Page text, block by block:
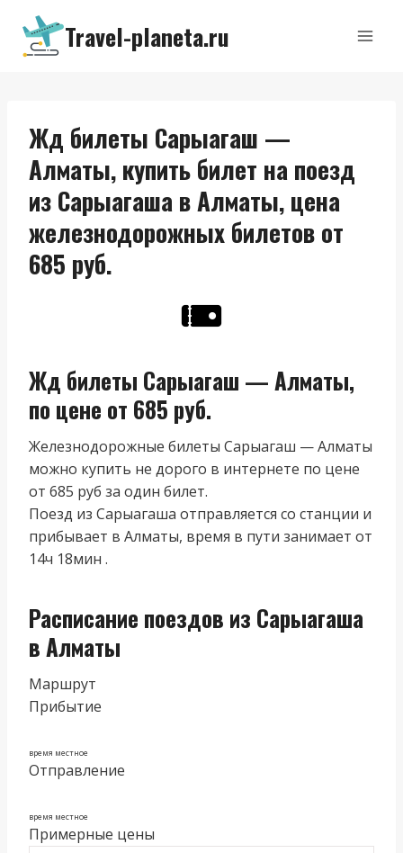
Перейти
содержимому
Travel-planeta.ru
Жд билеты Сарыагаш —
Алматы, купить билет на поезд
из Сарыагаша в Алматы, цена
железнодорожных билетов от
685 руб.
Жд билеты Сарыагаш — Алматы,
по цене от 685 руб.
Железнодорожные билеты Сарыагаш — Алматы
можно купить не дорого в интернете по цене
от 685 руб за один билет.
Поезд из Сарыагаша отправляется со станции и
прибывает в Алматы, время в пути занимает от
14ч 18мин .
Расписание поездов из Сарыагаша
в Алматы
Маршрут
Прибытие
время местное
Отправление
время местное
Примерные цены